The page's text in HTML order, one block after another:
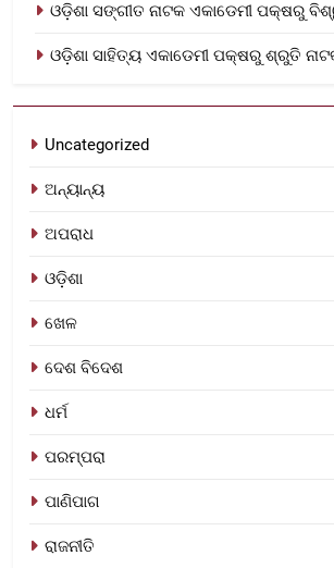
ଓଡ଼ିଶା ସଙ୍ଗୀତ ନାଟକ ଏକାଡେମୀ ପକ୍ଷରୁ
ଓଡ଼ିଶା ସାହିତ୍ୟ ଏକାଡେମୀ ପକ୍ଷରୁ ଶ୍ରୁତି
Uncategorized
ଅନ୍ୟାନ୍ୟ
ଅପରାଧ
ଓଡ଼ିଶା
ଖେଳ
ଦେଶ ବିଦେଶ
ଧର୍ମ
ପରମ୍ପରା
ପାଣିପାଗ
ରାଜନୀତି